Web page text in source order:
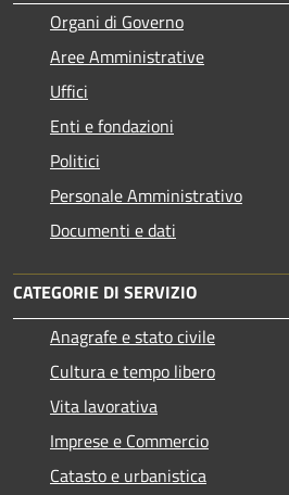
Organi di Governo
Aree Amministrative
Uffici
Enti e fondazioni
Politici
Personale Amministrativo
Documenti e dati
CATEGORIE DI SERVIZIO
Anagrafe e stato civile
Cultura e tempo libero
Vita lavorativa
Imprese e Commercio
Catasto e urbanistica